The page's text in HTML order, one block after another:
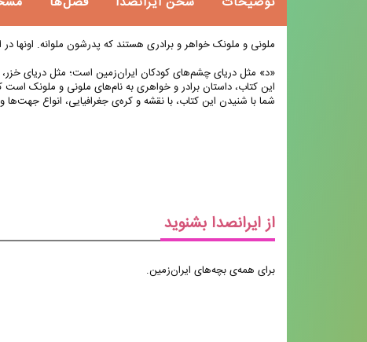
ملونی و ملونک خواهر و برادری هستند که پدرشون ملوانه. اونها
«د» مثل دریای چشم‌های کودکان ایران‌زمین است؛ مثل دریای
این کتاب، داستان برادر و خواهری به نام‌های ملونی و ملونک
شما با شنیدن این کتاب، با نقشه و کره‌ی جغرافیایی، انواع
از ایرانصدا بشنوید
برای همه‌ی بچه‌های ایران‌زمین.